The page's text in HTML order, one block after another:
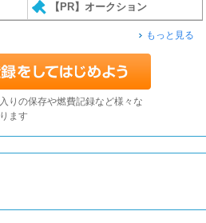
【PR】オークション
もっと見る
りの保存や燃費記録など様々な
ます